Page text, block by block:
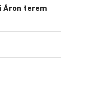
Áron terem